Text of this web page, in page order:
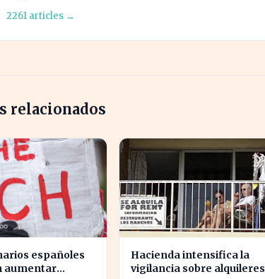
2261 articles →
relacionados
españoles
aumentar
Hacienda intensifica la
vigilancia sobre alquileres